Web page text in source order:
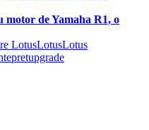
motor de Yamaha R1, o
LotusLotusLotus
pretupgrade